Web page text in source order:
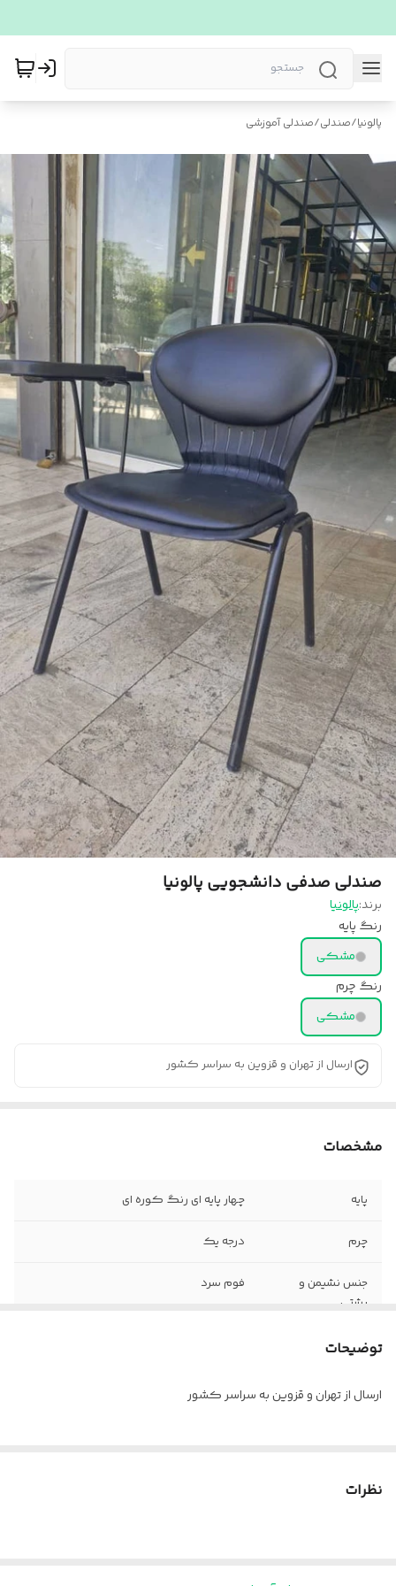
پالونیا/صندلی/صندلی آموزشی
صندلی صدفی دانشجویی پالونیا
برند:پالونیا
رنگ پایه
مشکی
رنگ چرم
مشکی
ارسال از تهران و قزوین به سراسر کشور
مشخصات
پایه چهار پایه ای رنگ کوره ای
چرم درجه یک
جنس نشیمن و
پشتی
فوم سرد
توضیحات
ارسال از تهران و قزوین به سراسر کشور
نظرات